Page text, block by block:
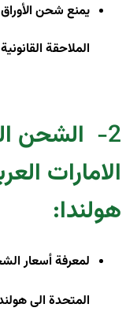
يمنع شحن
الملاحقة
2-
الشحن
الامارات
هولندا:
لمعرفة أسعار
المتحدة الى